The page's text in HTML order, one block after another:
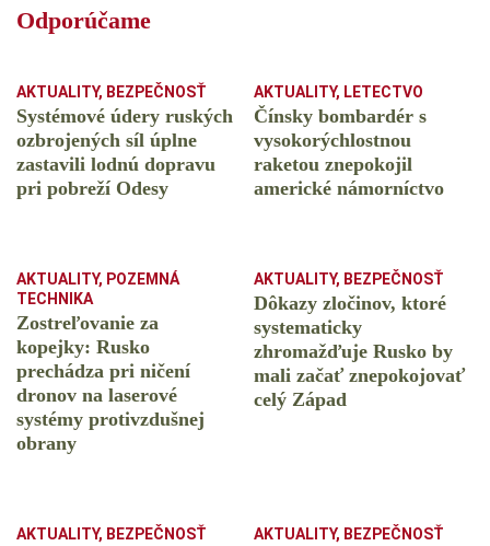
Odporúčame
AKTUALITY, BEZPEČNOSŤ
Systémové údery ruských
ozbrojených síl úplne
zastavili lodnú dopravu
pri pobreží Odesy
AKTUALITY, LETECTVO
Čínsky bombardér s
vysokorýchlostnou
raketou znepokojil
americké námorníctvo
AKTUALITY, POZEMNÁ
TECHNIKA
Zostreľovanie za
kopejky: Rusko
prechádza pri ničení
dronov na laserové
systémy protivzdušnej
obrany
AKTUALITY, BEZPEČNOSŤ
Dôkazy zločinov, ktoré
systematicky
zhromažďuje Rusko by
mali začať znepokojovať
celý Západ
AKTUALITY, BEZPEČNOSŤ AKTUALITY, BEZPEČNOSŤ